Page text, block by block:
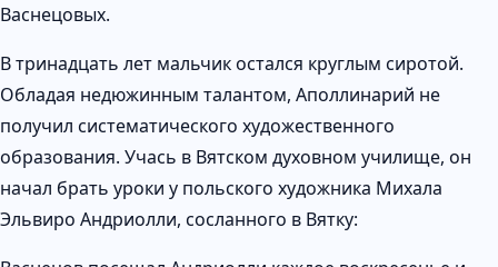
Васнецовых.
В тринадцать лет мальчик остался круглым сиротой.
Обладая недюжинным талантом, Аполлинарий не
получил систематического художественного
образования. Учась в Вятском духовном училище, он
начал брать уроки у польского художника Михала
Эльвиро Андриолли, сосланного в Вятку: